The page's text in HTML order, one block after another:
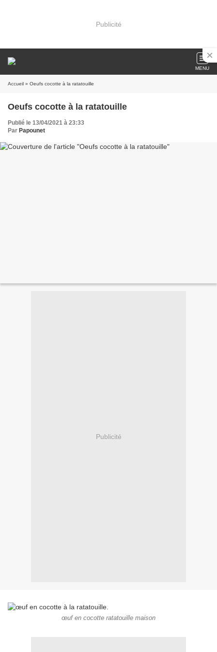
Publicité
MENU
Accueil » Oeufs cocotte à la ratatouille
Oeufs cocotte à la ratatouille
Publié le 13/04/2021 à 23:33
Par Papounet
Publicité
œuf en cocotte ratatouille maison